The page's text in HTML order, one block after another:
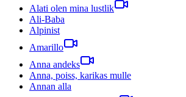
Alati olen mina lustlik
Ali-Baba
Alpinist
Amarillo
Anna andeks
Anna, poiss, karikas mulle
Annan alla